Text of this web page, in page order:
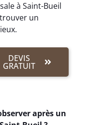
à Saint-Bueil
un
DEVIS
GRATUIT
après un